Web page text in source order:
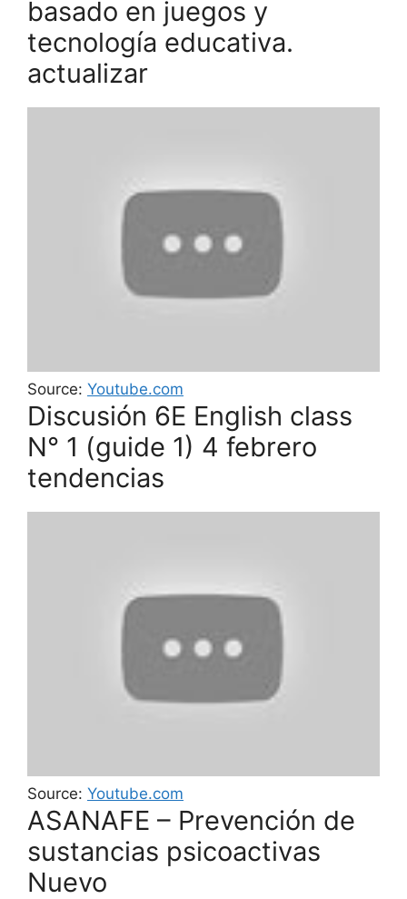
basado en juegos y
tecnología educativa.
actualizar
Source: Youtube.com
Discusión 6E English class
N° 1 (guide 1) 4 febrero
tendencias
Source: Youtube.com
ASANAFE – Prevención de
sustancias psicoactivas
Nuevo